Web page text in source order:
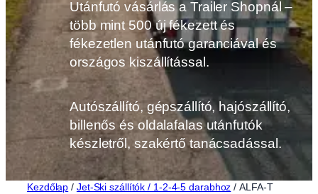
Utánfutó vásárlás a Trailer Shopnál –
több mint 500 új fékezett és
fékezetlen utánfutó garanciával és
országos kiszállítással.
Autószállító, gépszállító, hajószállító,
billenős és oldalafalas utánfutók
készletről, szakértő tanácsadással.
Kezdőlap / Jet-Ski szállítók / 1-2-4-5 darabhoz / ALFA-T